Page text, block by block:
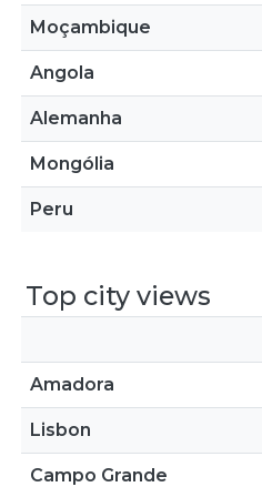
Moçambique
Angola
Alemanha
Mongólia
Peru
Top city views
Amadora
Lisbon
Campo Grande